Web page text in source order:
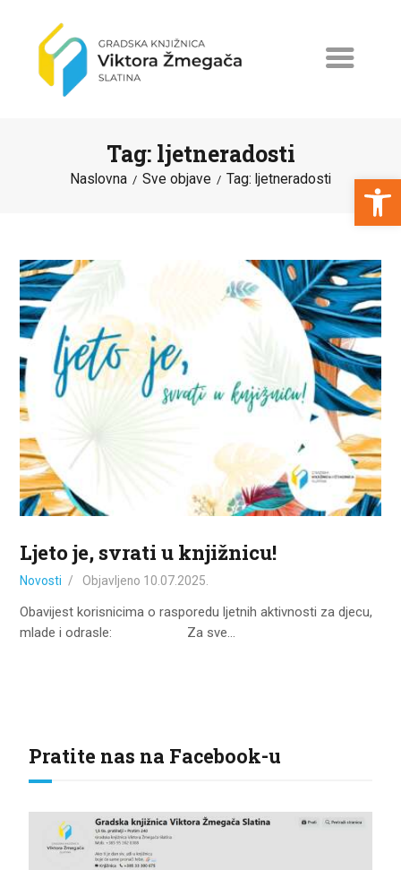
Open toolbar
Tag: ljetneradosti
Naslovna Sve objave Tag: ljetneradosti
NOVOSTI
PROGRAMI I PROJEKTI
KATALOG
O KNJIŽNICI
ODJELI
DOKUMENTI
KONTAKT
Ljeto je, svrati u knjižnicu!
Novosti Objavljeno 10.07.2025.
Obavijest korisnicima o rasporedu ljetnih aktivnosti za djecu,
mlade i odrasle: Za sve…
Pratite nas na Facebook-u